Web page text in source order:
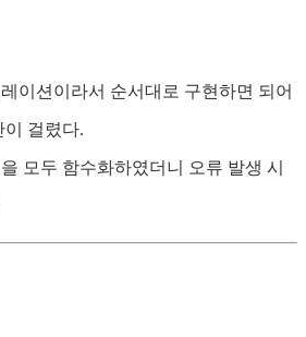
이션이라서 순서대로 구현하면 되어
이 걸렸다.
모두 함수화하였더니 오류 발생 시